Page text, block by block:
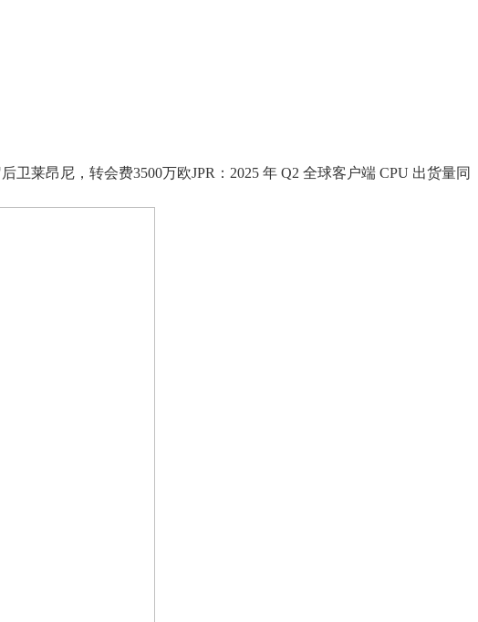
莱昂尼，转会费3500万欧JPR：2025 年 Q2 全球客户端 CPU 出货量同